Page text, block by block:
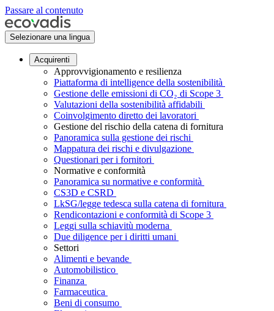
Passare al contenuto
Selezionare una lingua
Acquirenti
Approvvigionamento e resilienza
Piattaforma di intelligence della sostenibilità
Gestione delle emissioni di CO₂ di Scope 3
Valutazioni della sostenibilità affidabili
Coinvolgimento diretto dei lavoratori
Gestione del rischio della catena di fornitura
Panoramica sulla gestione dei rischi
Mappatura dei rischi e divulgazione
Questionari per i fornitori
Normative e conformità
Panoramica su normative e conformità
CS3D e CSRD
LkSG/legge tedesca sulla catena di fornitura
Rendicontazioni e conformità di Scope 3
Leggi sulla schiavitù moderna
Due diligence per i diritti umani
Settori
Alimenti e bevande
Automobilistico
Finanza
Farmaceutica
Beni di consumo